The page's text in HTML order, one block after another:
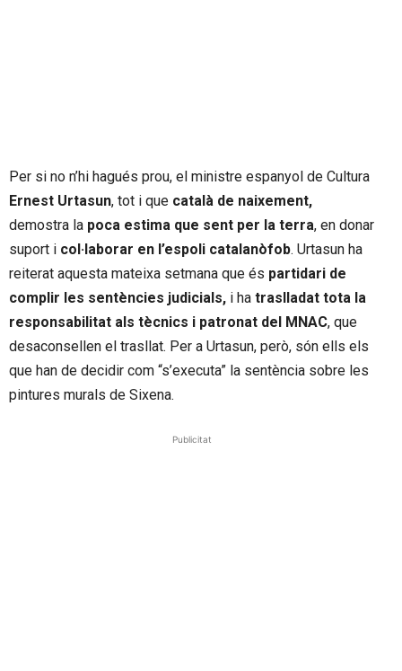
Per si no n’hi hagués prou, el ministre espanyol de Cultura
Ernest Urtasun, tot i que català de naixement,
demostra la poca estima que sent per la terra, en donar
suport i col·laborar en l’espoli catalanòfob. Urtasun ha
reiterat aquesta mateixa setmana que és partidari de
complir les sentències judicials, i ha traslladat tota la
responsabilitat als tècnics i patronat del MNAC, que
desaconsellen el trasllat. Per a Urtasun, però, són ells els
que han de decidir com “s’executa” la sentència sobre les
pintures murals de Sixena.
Publicitat